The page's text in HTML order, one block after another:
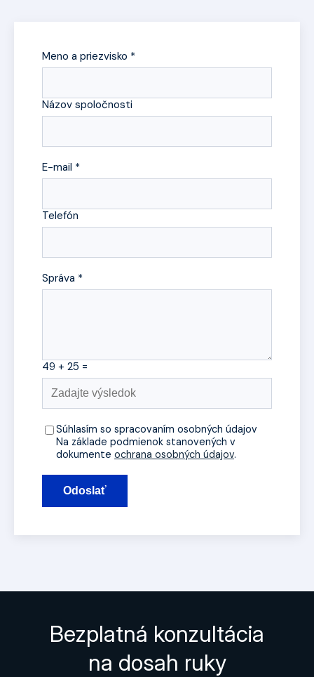
Meno a priezvisko *
Názov spoločnosti
E-mail *
Telefón
Správa *
49 + 25 =
Súhlasím so spracovaním osobných údajov
Na základe podmienok stanovených v
dokumente ochrana osobných údajov.
Odoslať
Bezplatná konzultácia
na dosah ruky